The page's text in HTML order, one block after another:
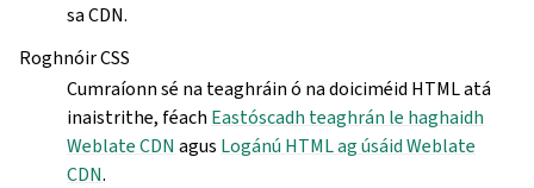
sa CDN.
Roghnóir CSS
Cumraíonn sé na teaghráin ó na doiciméid HTML atá
inaistrithe, féach Eastóscadh teaghrán le haghaidh
Weblate CDN agus Logánú HTML ag úsáid Weblate
CDN.